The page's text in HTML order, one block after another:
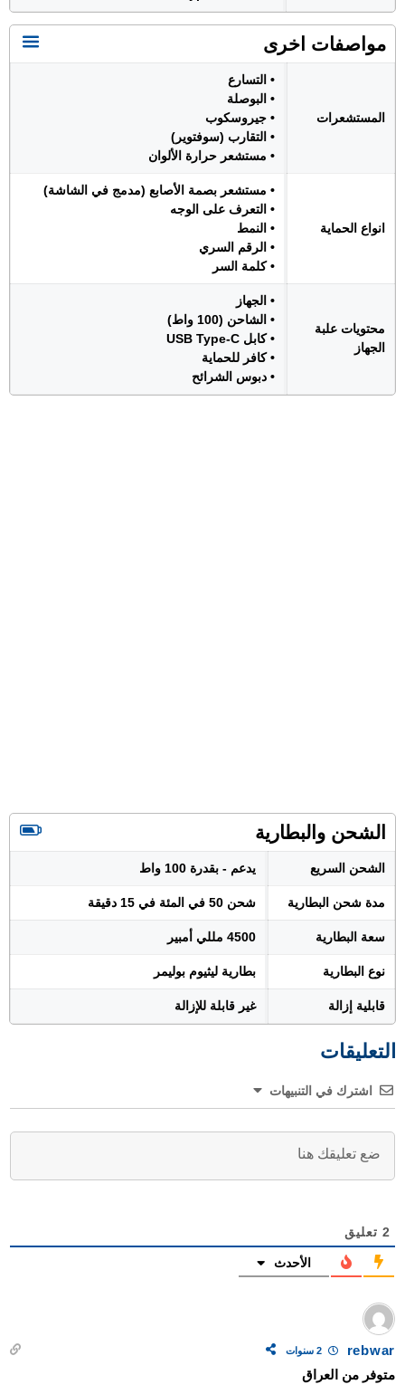
مواصفات اخرى
المستشعرات
• التسارع
• البوصلة
• جيروسكوب
• التقارب (سوفتوير)
• مستشعر حرارة الألوان
انواع الحماية
• مستشعر بصمة الأصابع (مدمج في الشاشة)
• التعرف على الوجه
• النمط
• الرقم السري
• كلمة السر
محتويات علبة
الجهاز
• الجهاز
• الشاحن (100 واط)
• كابل USB Type-C
• كافر للحماية
• دبوس الشرائح
الشحن والبطارية
الشحن السريع يدعم - بقدرة 100 واط
مدة شحن البطارية شحن 50 في المئة في 15 دقيقة
سعة البطارية 4500 مللي أمبير
نوع البطارية بطارية ليثيوم بوليمر
قابلية إزالة غير قابلة للإزالة
التعليقات
اشترك في التنبيهات
2 تعليق
الأحدث
rebwar 2 سنوات
متوفر من العراق